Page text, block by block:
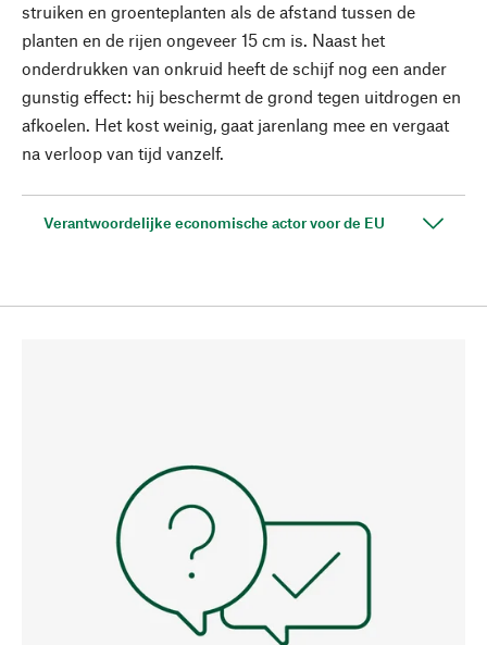
struiken en groenteplanten als de afstand tussen de
planten en de rijen ongeveer 15 cm is. Naast het
onderdrukken van onkruid heeft de schijf nog een ander
gunstig effect: hij beschermt de grond tegen uitdrogen en
afkoelen. Het kost weinig, gaat jarenlang mee en vergaat
na verloop van tijd vanzelf.
Verantwoordelijke economische actor voor de EU